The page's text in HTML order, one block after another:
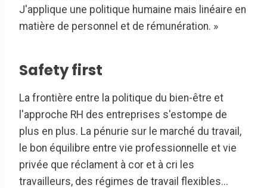
J'applique une politique humaine mais linéaire en
matière de personnel et de rémunération. »
Safety first
La frontière entre la politique du bien-être et
l'approche RH des entreprises s'estompe de
plus en plus. La pénurie sur le marché du travail,
le bon équilibre entre vie professionnelle et vie
privée que réclament à cor et à cri les
travailleurs, des régimes de travail flexibles...